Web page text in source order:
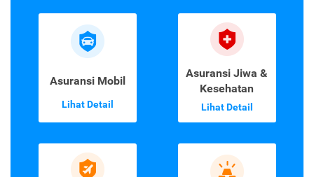
Asuransi Mobil
Lihat Detail
Asuransi Jiwa &
Kesehatan
Lihat Detail